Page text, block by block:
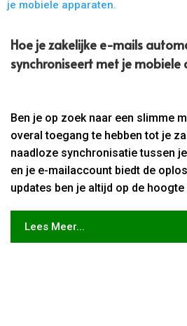
Hoe je zakelijke e-mails
synchroniseert met je
Ben je op zoek naar een slimme
overal toegang te hebben tot je
naadloze synchronisatie tussen
en je e-mailaccount biedt de
updates ben je altijd op de hoogte
Lees Meer...